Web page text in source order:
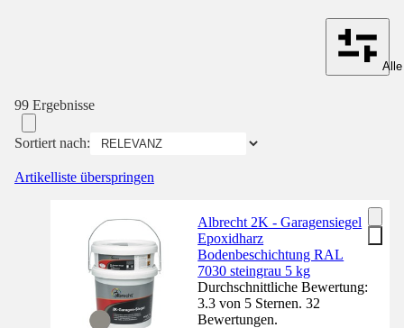
99 Ergebnisse
Sortiert nach:
Artikelliste überspringen
Albrecht 2K - Garagensiegel
Epoxidharz
Bodenbeschichtung RAL
7030 steingrau 5 kg
Durchschnittliche Bewertung:
3.3 von 5 Sternen. 32
Bewertungen.